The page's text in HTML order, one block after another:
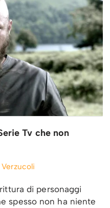
Tv che non
di personaggi
spesso non ha niente